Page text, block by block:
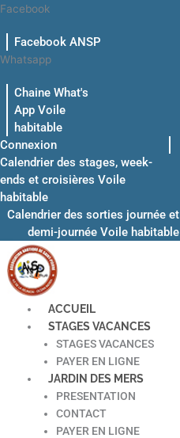
Aller
contenu
Facebook
Facebook ANSP
Whatsapp
Chaine What's
App Voile
habitable
Connexion
Calendrier des stages, week-
ends et croisières Voile
habitable
Calendrier des sorties journée et
demi-journée Voile habitable
ACCUEIL
STAGES VACANCES
STAGES VACANCES
PAYER EN LIGNE
JARDIN DES MERS
PRESENTATION
CONTACT
PAYER EN LIGNE